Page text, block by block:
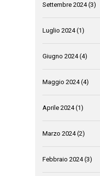
Settembre 2024(3)
Luglio 2024(1)
Giugno 2024(4)
Maggio 2024(4)
Aprile 2024(1)
Marzo 2024(2)
Febbraio 2024(3)